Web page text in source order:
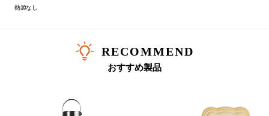
フタ：[金属部分]ステンレス鋼、[黒部分]ポリプロピレン、[パッキン]シリコーンゴム
熱源なし
RECOMMEND
おすすめ製品